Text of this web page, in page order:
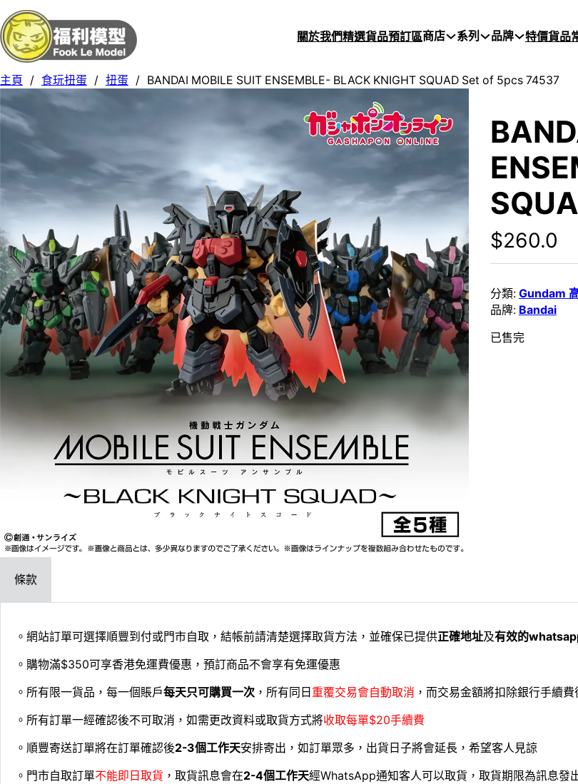
關於我們精選貨品預訂區商店 系列 品牌 特價貨品
主頁 / 食玩扭蛋 / 扭蛋 / BANDAI MOBILE SUIT ENSEMBLE- BLACK KNIGHT SQUAD Set of 5pcs 74537
$260.0
分類: Gundam
品牌: Bandai
已售完
條款
。網站訂單可選擇順豐到付或門市自取，結帳前請清楚選擇取貨方法，並確保已提供正確地址及有效的
。購物滿$350可享香港免運費優惠，預訂商品不會享有免運優惠
。所有限一貨品，每一個賬戶每天只可購買一次 ，所有同日 重覆交易會自動取消 ，而交易金額將扣除銀行手續
。所有訂單一經確認後不可取消，如需更改資料或取貨方式將收取每單$20手續費
。順豐寄送訂單將在訂單確認後2-3個工作天安排寄出，如訂單眾多，出貨日子將會延長，希望客人見諒
。門市自取訂單不能即日取貨 ，取貨訊息會在2-4個工作天經WhatsApp通知客人可以取貨，取貨期限為訊息發